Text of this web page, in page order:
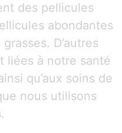
des pellicules
abondantes
D’autres
liées à notre santé
qu’aux soins de
nous utilisons